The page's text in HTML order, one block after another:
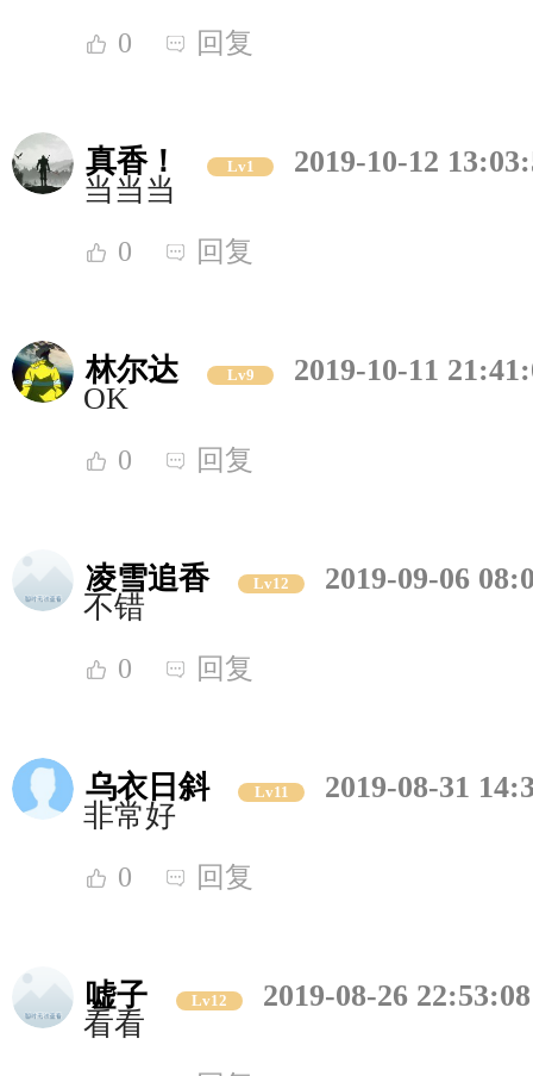
0 回复
真香！ Lv1
2019-10-12
当当当
0 回复
林尔达 Lv9
2019-10-11
OK
0 回复
凌雪追香 Lv12
2019-09-06
不错
0 回复
乌衣日斜 Lv11
2019-08-31
非常好
0 回复
嘘子 Lv12
2019-08-26 22:53:08
看看